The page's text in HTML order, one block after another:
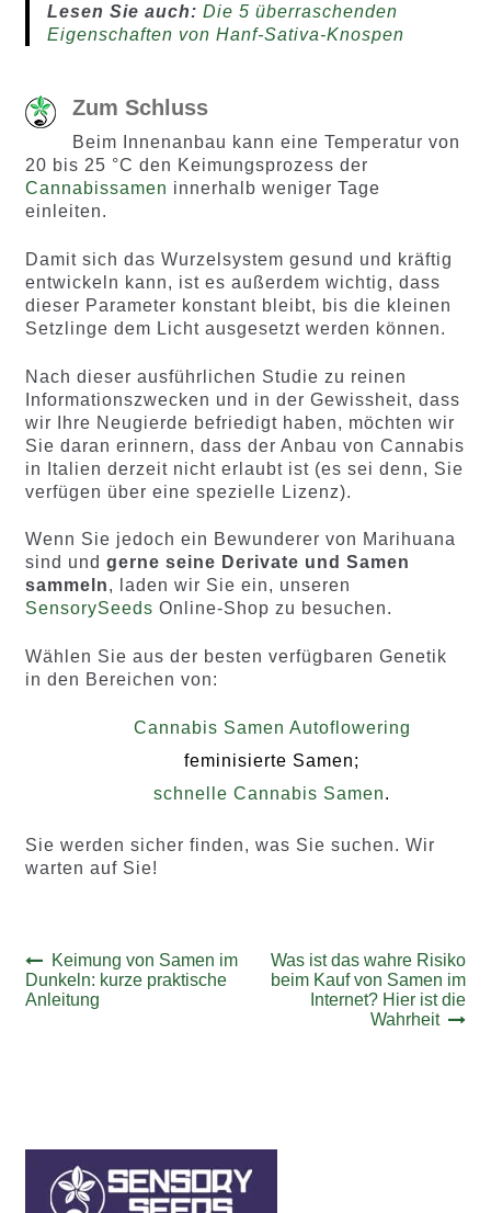
Lesen Sie auch: Die 5 überraschenden
Eigenschaften von Hanf-Sativa-Knospen
Zum Schluss
Beim Innenanbau kann eine Temperatur von
20 bis 25 °C den Keimungsprozess der
Cannabissamen innerhalb weniger Tage
einleiten.
Damit sich das Wurzelsystem gesund und kräftig
entwickeln kann, ist es außerdem wichtig, dass
dieser Parameter konstant bleibt, bis die kleinen
Setzlinge dem Licht ausgesetzt werden können.
Nach dieser ausführlichen Studie zu reinen
Informationszwecken und in der Gewissheit, dass
wir Ihre Neugierde befriedigt haben, möchten wir
Sie daran erinnern, dass der Anbau von Cannabis
in Italien derzeit nicht erlaubt ist (es sei denn, Sie
verfügen über eine spezielle Lizenz).
Wenn Sie jedoch ein Bewunderer von Marihuana
sind und gerne seine Derivate und Samen
sammeln, laden wir Sie ein, unseren
SensorySeeds Online-Shop zu besuchen.
Wählen Sie aus der besten verfügbaren Genetik
in den Bereichen von:
Cannabis Samen Autoflowering
feminisierte Samen;
schnelle Cannabis Samen.
Sie werden sicher finden, was Sie suchen. Wir
warten auf Sie!
Beitrags-
Navigation
Vorheriger
Beitrag:
Keimung von Samen im
Dunkeln: kurze praktische
Anleitung
Nächster
Beitrag:
Was ist das wahre Risiko
beim Kauf von Samen im
Internet? Hier ist die
Wahrheit